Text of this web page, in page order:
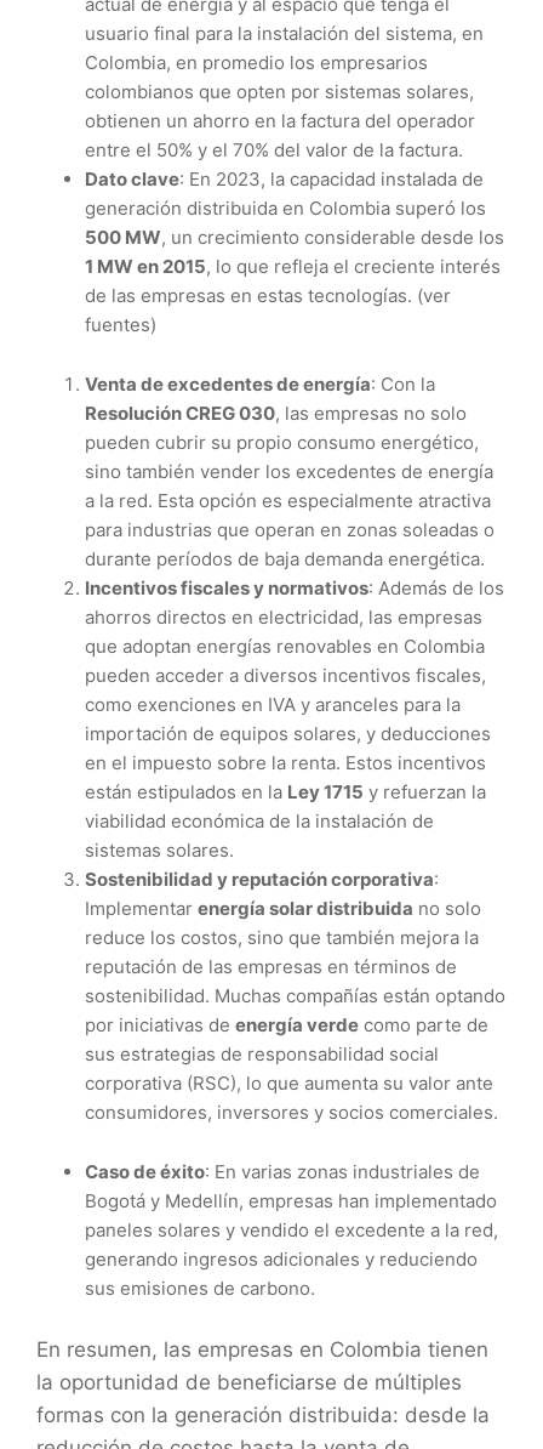
usuario final para la instalación del sistema, en
Colombia, en promedio los empresarios
colombianos que opten por sistemas solares,
obtienen un ahorro en la factura del operador
entre el 50% y el 70% del valor de la factura.
Dato clave: En 2023, la capacidad instalada de
generación distribuida en Colombia superó los
500 MW, un crecimiento considerable desde los
1 MW en 2015, lo que refleja el creciente interés
de las empresas en estas tecnologías. (ver
fuentes)
Venta de excedentes de energía: Con la
Resolución CREG 030, las empresas no solo
pueden cubrir su propio consumo energético,
sino también vender los excedentes de energía
a la red. Esta opción es especialmente atractiva
para industrias que operan en zonas soleadas o
durante períodos de baja demanda energética.
Incentivos fiscales y normativos: Además de los
ahorros directos en electricidad, las empresas
que adoptan energías renovables en Colombia
pueden acceder a diversos incentivos fiscales,
como exenciones en IVA y aranceles para la
importación de equipos solares, y deducciones
en el impuesto sobre la renta. Estos incentivos
están estipulados en la Ley 1715 y refuerzan la
viabilidad económica de la instalación de
sistemas solares.
Sostenibilidad y reputación corporativa:
Implementar energía solar distribuida no solo
reduce los costos, sino que también mejora la
reputación de las empresas en términos de
sostenibilidad. Muchas compañías están optando
por iniciativas de energía verde como parte de
sus estrategias de responsabilidad social
corporativa (RSC), lo que aumenta su valor ante
consumidores, inversores y socios comerciales.
Caso de éxito: En varias zonas industriales de
Bogotá y Medellín, empresas han implementado
paneles solares y vendido el excedente a la red,
generando ingresos adicionales y reduciendo
sus emisiones de carbono.
En resumen, las empresas en Colombia tienen
la oportunidad de beneficiarse de múltiples
formas con la generación distribuida: desde la